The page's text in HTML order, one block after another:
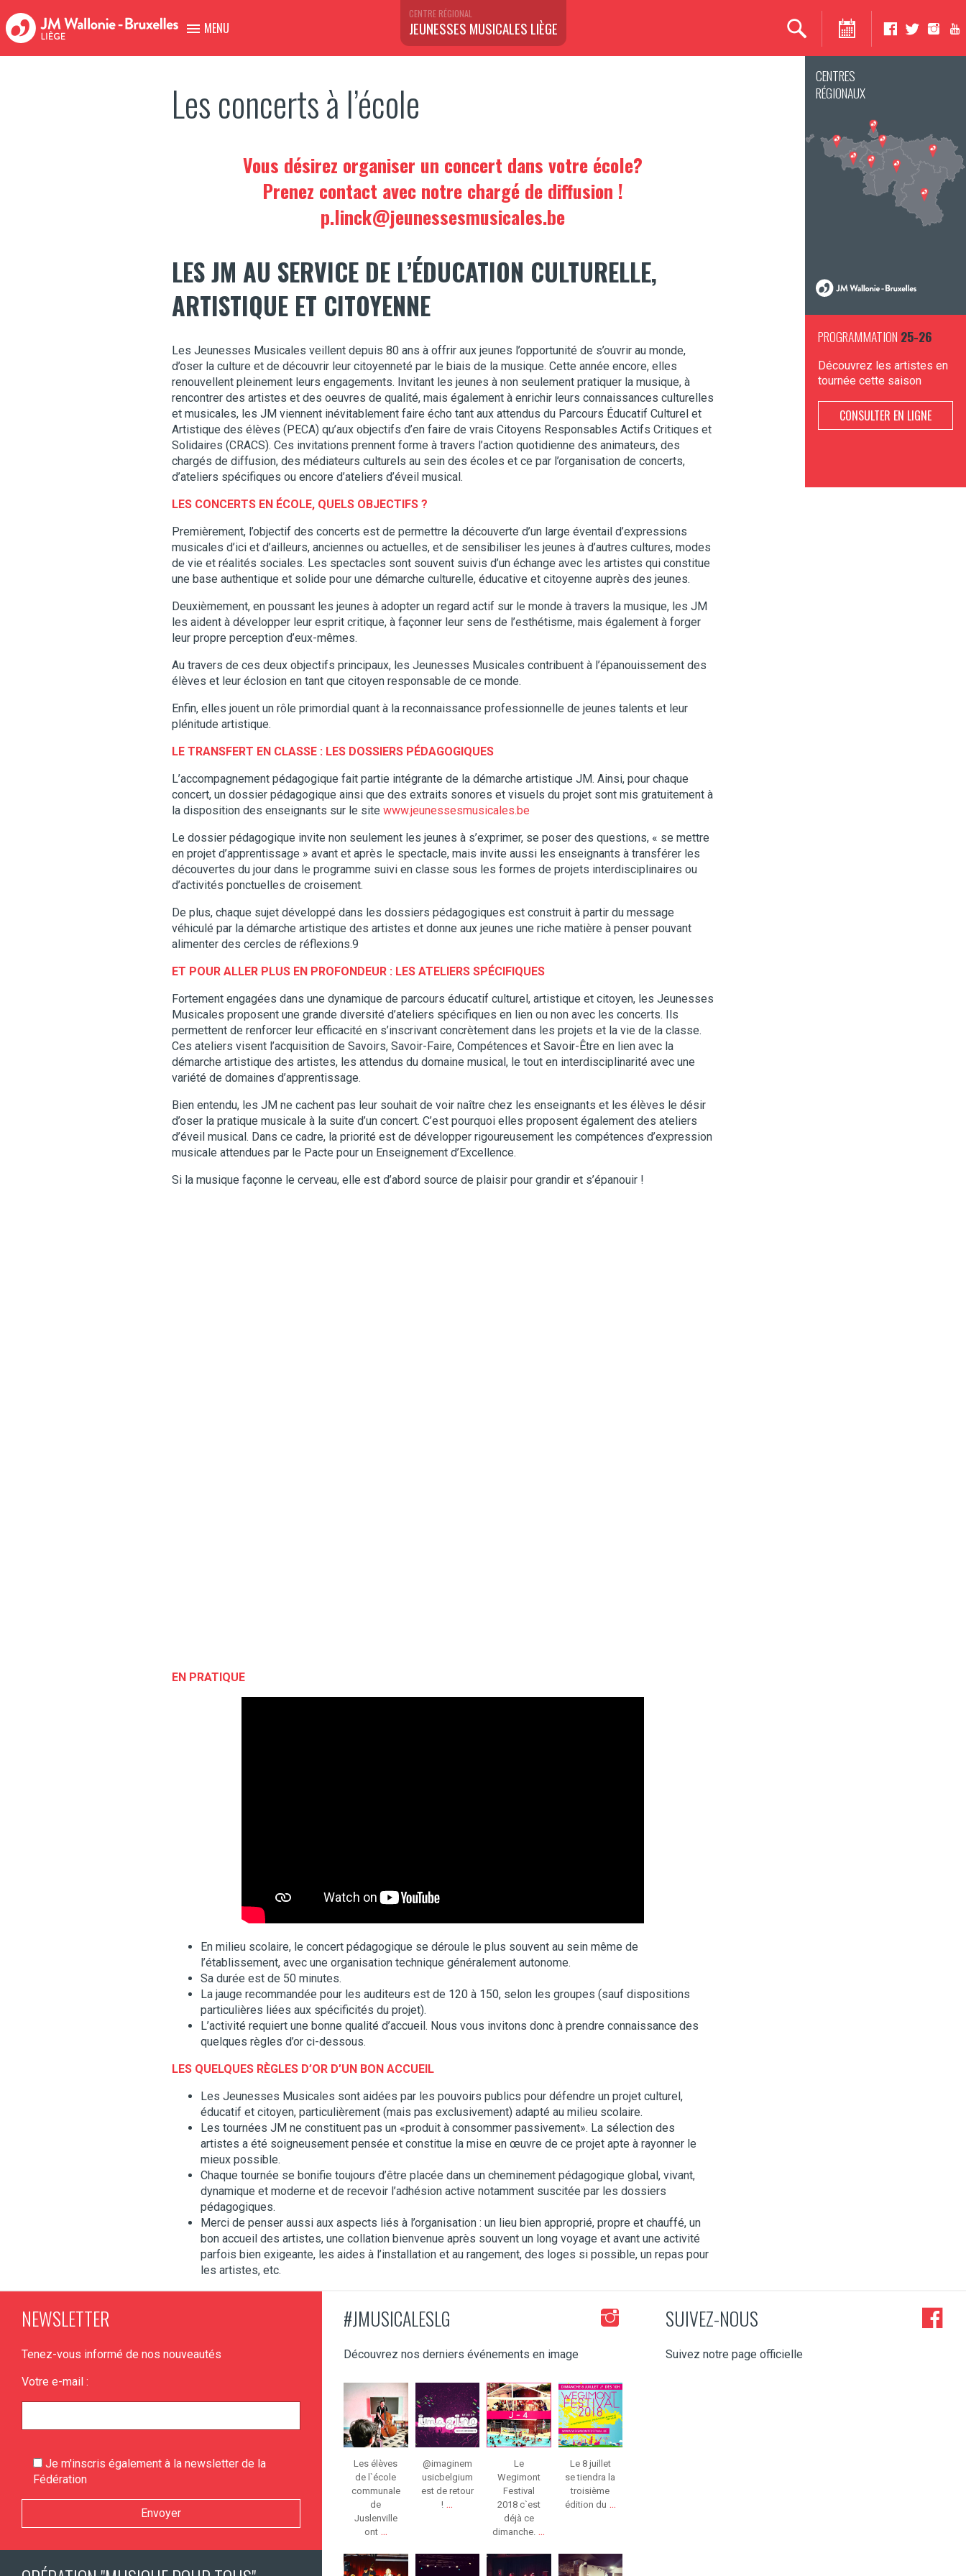
MENU
CENTRE RÉGIONAL
JEUNESSES MUSICALES LIÈGE
Les concerts à l’école
Vous désirez organiser un concert dans votre école?
Prenez contact avec notre chargé de diffusion !
p.linck@jeunessesmusicales.be
LES JM AU SERVICE DE L’ÉDUCATION CULTURELLE,
ARTISTIQUE ET CITOYENNE
Les Jeunesses Musicales veillent depuis 80 ans à offrir aux jeunes l’opportunité de s’ouvrir au monde,
d’oser la culture et de découvrir leur citoyenneté par le biais de la musique. Cette année encore, elles
renouvellent pleinement leurs engagements. Invitant les jeunes à non seulement pratiquer la musique, à
rencontrer des artistes et des oeuvres de qualité, mais également à enrichir leurs connaissances culturelles
et musicales, les JM viennent inévitablement faire écho tant aux attendus du Parcours Éducatif Culturel et
Artistique des élèves (PECA) qu’aux objectifs d’en faire de vrais Citoyens Responsables Actifs Critiques et
Solidaires (CRACS). Ces invitations prennent forme à travers l’action quotidienne des animateurs, des
chargés de diffusion, des médiateurs culturels au sein des écoles et ce par l’organisation de concerts,
d’ateliers spécifiques ou encore d’ateliers d’éveil musical.
LES CONCERTS EN ÉCOLE, QUELS OBJECTIFS ?
Premièrement, l’objectif des concerts est de permettre la découverte d’un large éventail d’expressions
musicales d’ici et d’ailleurs, anciennes ou actuelles, et de sensibiliser les jeunes à d’autres cultures, modes
de vie et réalités sociales. Les spectacles sont souvent suivis d’un échange avec les artistes qui constitue
une base authentique et solide pour une démarche culturelle, éducative et citoyenne auprès des jeunes.
Deuxièmement, en poussant les jeunes à adopter un regard actif sur le monde à travers la musique, les JM
les aident à développer leur esprit critique, à façonner leur sens de l’esthétisme, mais également à forger
leur propre perception d’eux-mêmes.
Au travers de ces deux objectifs principaux, les Jeunesses Musicales contribuent à l’épanouissement des
élèves et leur éclosion en tant que citoyen responsable de ce monde.
Enfin, elles jouent un rôle primordial quant à la reconnaissance professionnelle de jeunes talents et leur
plénitude artistique.
LE TRANSFERT EN CLASSE : LES DOSSIERS PÉDAGOGIQUES
L’accompagnement pédagogique fait partie intégrante de la démarche artistique JM. Ainsi, pour chaque
concert, un dossier pédagogique ainsi que des extraits sonores et visuels du projet sont mis gratuitement à
la disposition des enseignants sur le site www.jeunessesmusicales.be
Le dossier pédagogique invite non seulement les jeunes à s’exprimer, se poser des questions, « se mettre
en projet d’apprentissage » avant et après le spectacle, mais invite aussi les enseignants à transférer les
découvertes du jour dans le programme suivi en classe sous les formes de projets interdisciplinaires ou
d’activités ponctuelles de croisement.
De plus, chaque sujet développé dans les dossiers pédagogiques est construit à partir du message
véhiculé par la démarche artistique des artistes et donne aux jeunes une riche matière à penser pouvant
alimenter des cercles de réflexions.9
ET POUR ALLER PLUS EN PROFONDEUR : LES ATELIERS SPÉCIFIQUES
Fortement engagées dans une dynamique de parcours éducatif culturel, artistique et citoyen, les Jeunesses
Musicales proposent une grande diversité d’ateliers spécifiques en lien ou non avec les concerts. Ils
permettent de renforcer leur efficacité en s’inscrivant concrètement dans les projets et la vie de la classe.
Ces ateliers visent l’acquisition de Savoirs, Savoir-Faire, Compétences et Savoir-Être en lien avec la
démarche artistique des artistes, les attendus du domaine musical, le tout en interdisciplinarité avec une
variété de domaines d’apprentissage.
Bien entendu, les JM ne cachent pas leur souhait de voir naître chez les enseignants et les élèves le désir
d’oser la pratique musicale à la suite d’un concert. C’est pourquoi elles proposent également des ateliers
d’éveil musical. Dans ce cadre, la priorité est de développer rigoureusement les compétences d’expression
musicale attendues par le Pacte pour un Enseignement d’Excellence.
Si la musique façonne le cerveau, elle est d’abord source de plaisir pour grandir et s’épanouir !
EN PRATIQUE
En milieu scolaire, le concert pédagogique se déroule le plus souvent au sein même de
l’établissement, avec une organisation technique généralement autonome.
Sa durée est de 50 minutes.
La jauge recommandée pour les auditeurs est de 120 à 150, selon les groupes (sauf dispositions
particulières liées aux spécificités du projet).
L’activité requiert une bonne qualité d’accueil. Nous vous invitons donc à prendre connaissance des
quelques règles d’or ci-dessous.
LES QUELQUES RÈGLES D’OR D’UN BON ACCUEIL
Les Jeunesses Musicales sont aidées par les pouvoirs publics pour défendre un projet culturel,
éducatif et citoyen, particulièrement (mais pas exclusivement) adapté au milieu scolaire.
Les tournées JM ne constituent pas un «produit à consommer passivement». La sélection des
artistes a été soigneusement pensée et constitue la mise en œuvre de ce projet apte à rayonner le
mieux possible.
Chaque tournée se bonifie toujours d’être placée dans un cheminement pédagogique global, vivant,
dynamique et moderne et de recevoir l’adhésion active notamment suscitée par les dossiers
pédagogiques.
Merci de penser aussi aux aspects liés à l’organisation : un lieu bien approprié, propre et chauffé, un
bon accueil des artistes, une collation bienvenue après souvent un long voyage et avant une activité
parfois bien exigeante, les aides à l’installation et au rangement, des loges si possible, un repas pour
les artistes, etc.
CENTRES
RÉGIONAUX
PROGRAMMATION 25-26
Découvrez les artistes en
tournée cette saison
CONSULTER EN LIGNE
NEWSLETTER
Tenez-vous informé de nos nouveautés
Votre e-mail :
Je m'inscris également à la newsletter de la
Fédération
#JMUSICALESLG
Découvrez nos derniers événements en image
jeunessesmusical
eslg
Mar 8
Les élèves
de l`école
communale
de
Juslenville
ont ...
jeunessesmusical
eslg
Mar 3
@imaginem
usicbelgium
est de retour
! ...
jeunessesmusical
eslg
Juil 4
Le
Wegimont
Festival
2018 c`est
déjà ce
dimanche. ...
jeunessesmusical
eslg
Juin 13
Le 8 juillet
se tiendra la
troisième
édition du ...
jeunessesmusical
eslg
jeunessesmusical
eslg
jeunessesmusical
eslg
SUIVEZ-NOUS
Suivez notre page officielle